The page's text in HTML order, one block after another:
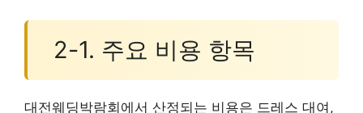
2-1. 주요 비용 항목
대전웨딩박람회에서 산정되는 비용은 드레스 대여,